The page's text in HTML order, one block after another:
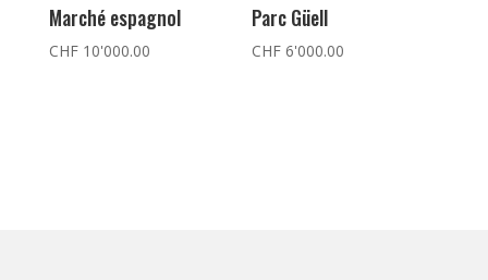
Marché espagnol
CHF10'000.00
Parc Güell
CHF 6'000.00